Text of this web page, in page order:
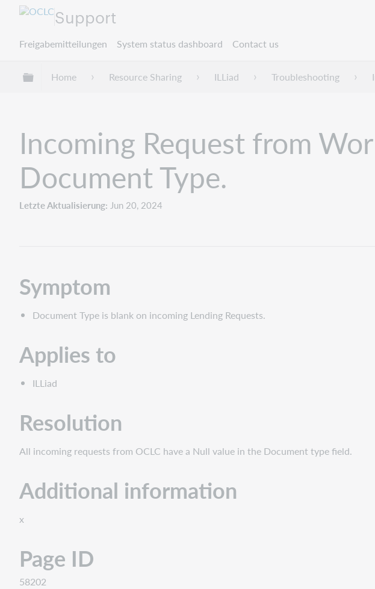
Support
Freigabemitteilungen System status dashboard Contact us
Globale Hierarchie expandieren/verbergen
Home Resource Sharing ILLiad Troubleshooting
Incoming Request from
Document Type.
Letzte Aktualisierung Jun 20, 2024
Symptom
Document Type is blank on incoming Lending Requests.
Applies to
ILLiad
Resolution
All incoming requests from OCLC have a Null value in the Document type field.
Additional information
x
Page ID
58202